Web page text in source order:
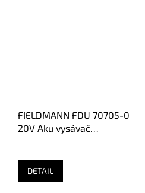
FIELDMANN FDU 70705-0
20V Aku vysávač
DETAIL